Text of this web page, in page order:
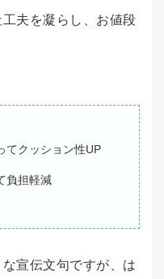
夫を凝らし、お値段
てクッション性UP
負担軽減
宣伝文句ですが、は